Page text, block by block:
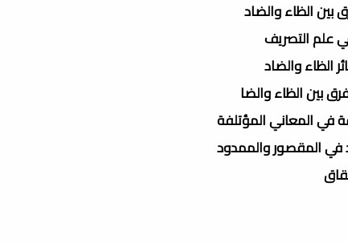
بين الظاء والضاد
علم التصريف
الظاء والضاد
بين الظاء والضا
في المعاني المؤتلفة
في المقصور والممدود